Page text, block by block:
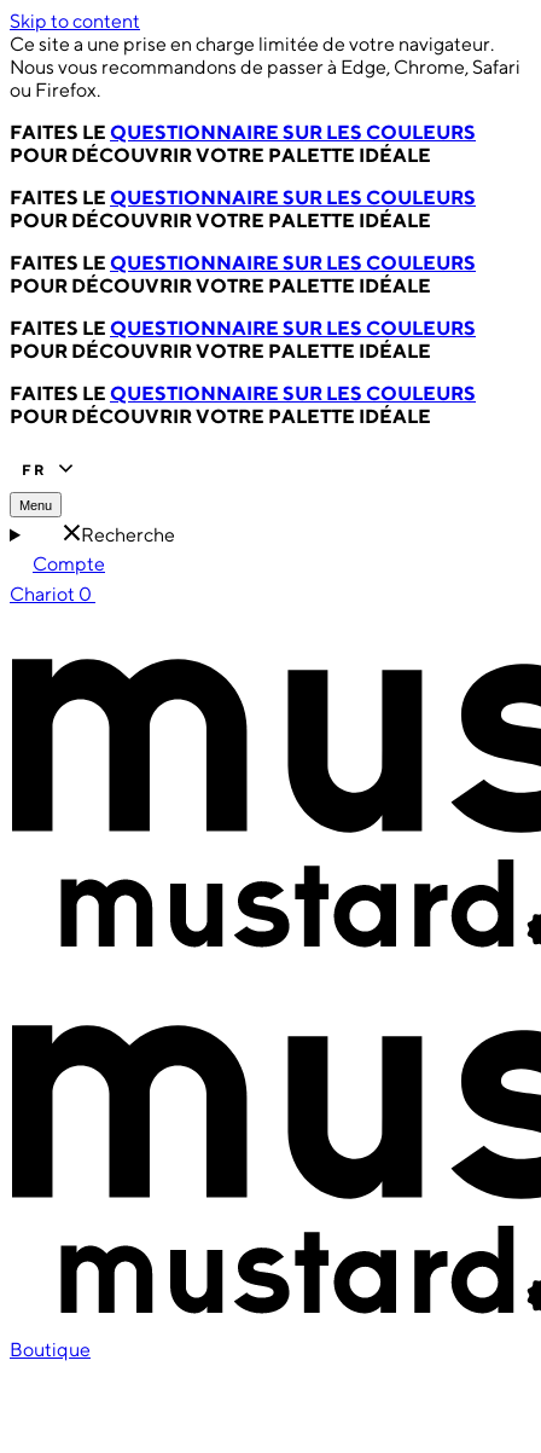
Skip to content
Ce site a une prise en charge limitée de votre navigateur.
Nous vous recommandons de passer à Edge, Chrome, Safari
ou Firefox.
FAITES LE QUESTIONNAIRE SUR LES COULEURS
POUR DÉCOUVRIR VOTRE PALETTE IDÉALE
FAITES LE QUESTIONNAIRE SUR LES COULEURS
POUR DÉCOUVRIR VOTRE PALETTE IDÉALE
FAITES LE QUESTIONNAIRE SUR LES COULEURS
POUR DÉCOUVRIR VOTRE PALETTE IDÉALE
FAITES LE QUESTIONNAIRE SUR LES COULEURS
POUR DÉCOUVRIR VOTRE PALETTE IDÉALE
FAITES LE QUESTIONNAIRE SUR LES COULEURS
POUR DÉCOUVRIR VOTRE PALETTE IDÉALE
FR
Menu
Recherche
Compte
Chariot 0
Boutique